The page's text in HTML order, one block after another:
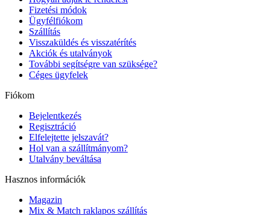
Fizetési módok
Ügyfélfiókom
Szállítás
Visszaküldés és visszatérítés
Akciók és utalványok
További segítségre van szüksége?
Céges ügyfelek
Fiókom
Bejelentkezés
Regisztráció
Elfelejtette jelszavát?
Hol van a szállítmányom?
Utalvány beváltása
Hasznos információk
Magazin
Mix & Match raklapos szállítás